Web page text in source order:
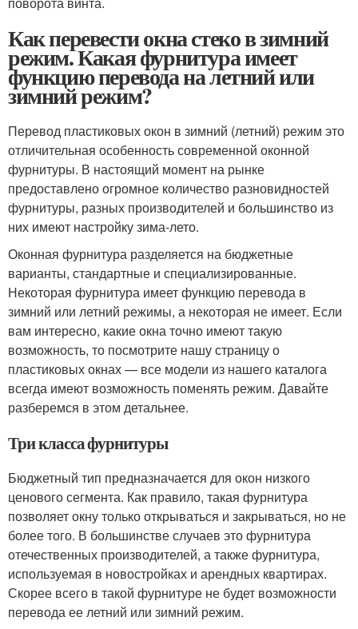
Как перевести окна стеко в зимний
режим. Какая фурнитура имеет
функцию перевода на летний или
зимний режим?
Перевод пластиковых окон в зимний (летний) режим это
отличительная особенность современной оконной
фурнитуры. В настоящий момент на рынке
предоставлено огромное количество разновидностей
фурнитуры, разных производителей и большинство из
них имеют настройку зима-лето.
Оконная фурнитура разделяется на бюджетные
варианты, стандартные и специализированные.
Некоторая фурнитура имеет функцию перевода в
зимний или летний режимы, а некоторая не имеет. Если
вам интересно, какие окна точно имеют такую
возможность, то посмотрите нашу страницу о
пластиковых окнах — все модели из нашего каталога
всегда имеют возможность поменять режим. Давайте
разберемся в этом детальнее.
Три класса фурнитуры
Бюджетный тип предназначается для окон низкого
ценового сегмента. Как правило, такая фурнитура
позволяет окну только открываться и закрываться, но не
более того. В большинстве случаев это фурнитура
отечественных производителей, а также фурнитура,
используемая в новостройках и арендных квартирах.
Скорее всего в такой фурнитуре не будет возможности
перевода ее летний или зимний режим.